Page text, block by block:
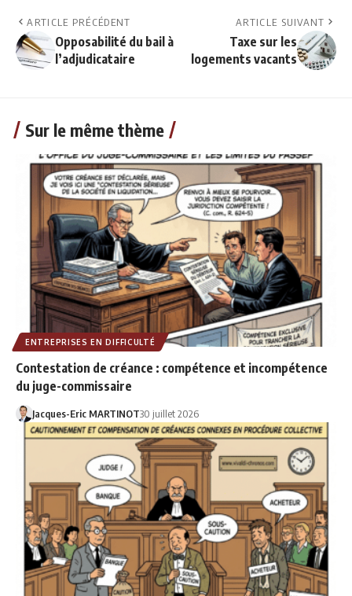
ARTICLE PRÉCÉDENT
Opposabilité du bail à
l’adjudicataire
ARTICLE SUIVANT
Taxe sur les
logements vacants
Sur le même thème
ENTREPRISES EN DIFFICULTÉ
Contestation de créance : compétence et incompétence
du juge-commissaire
Jacques-Eric MARTINOT30 juillet 2026